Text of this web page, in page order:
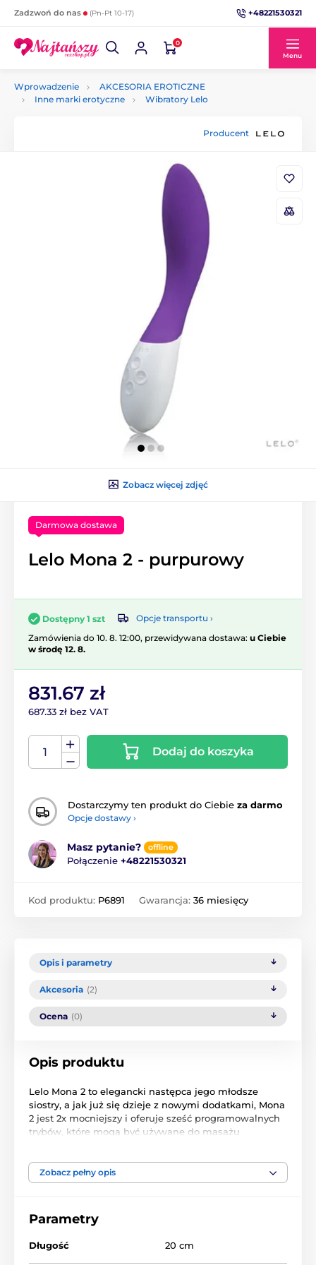
Zadzwoń do nas (Pn-Pt 10-17) +48221530321
0
Menu
Wprowadzenie
AKCESORIA EROTICZNE
Inne marki erotyczne
Wibratory Lelo
Producent
Zobacz więcej zdjęć
Darmowa dostawa
Lelo Mona 2 - purpurowy
Dostępny 1 szt
Opcje transportu ›
Zamówienia do 10. 8. 12:00, przewidywana dostawa: u Ciebie
w środę 12. 8.
831.67 zł
687.33 zł bez VAT
Dodaj do koszyka
Dostarczymy ten produkt do Ciebie za darmo
Opcje dostawy ›
Masz pytanie? offline
Połączenie +48221530321
Kod produktu: P6891 Gwarancja: 36 miesięcy
Opis i parametry
Akcesoria (2)
Ocena (0)
Opis produktu
Lelo Mona 2 to elegancki następca jego młodsze
siostry, a jak już się dzieje z nowymi dodatkami, Mona
2 jest 2x mocniejszy i oferuje sześć programowalnych
trybów, które mogą być używane do masażu
skuteczne. Mona jest pakowane w medycznej jakości
silikonu, który jest 100% hipoalergiczny i bardzo łatwe
wibratorem, nawet po zmroku, ponieważ posiada
podświetlany moduł sterujący, który jest zamykany.
baterii, wskazanie niskiego baterii. W pełni
Zobacz pełny opis
Parametry
Długość 20 cm